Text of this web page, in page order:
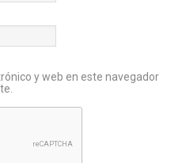
y web en este navegador